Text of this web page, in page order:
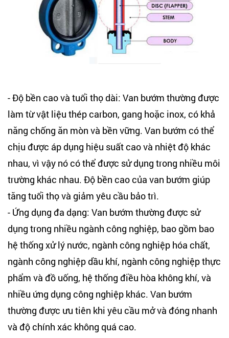
- Độ bền cao và tuổi thọ dài: Van bướm thường được
làm từ vật liệu thép carbon, gang hoặc inox, có khả
năng chống ăn mòn và bền vững. Van bướm có thể
chịu được áp dụng hiệu suất cao và nhiệt độ khác
nhau, vì vậy nó có thể được sử dụng trong nhiều môi
trường khác nhau. Độ bền cao của van bướm giúp
tăng tuổi thọ và giảm yêu cầu bảo trì.
- Ứng dụng đa dạng: Van bướm thường được sử
dụng trong nhiều ngành công nghiệp, bao gồm bao
hệ thống xử lý nước, ngành công nghiệp hóa chất,
ngành công nghiệp dầu khí, ngành công nghiệp thực
phẩm và đồ uống, hệ thống điều hòa không khí, và
nhiều ứng dụng công nghiệp khác. Van bướm
thường được ưu tiên khi yêu cầu mở và đóng nhanh
và độ chính xác không quá cao.